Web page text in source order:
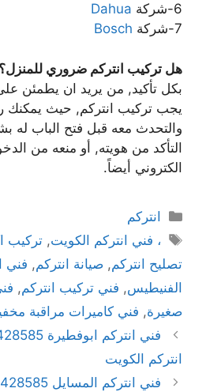
6-شركة
Dahua
7-شركة
Bosch
هل تركيب انتركم ضروري للمنزل؟
بكل تأكيد, من يريد ان يطمئن
يجب تركيب انتركم, حيث يمكنك
والتحدث معه قبل فتح الباب له
التأكد من هويته, أو منعه من
الكتروني أيضاً.
انتركم
، فني انتركم الكويت,تركيب
تصليح انتركم, صيانة انتركم, فني
الفنيطيس, فني تركيب انتركم,
صغيرة, فني كاميرات مراقبة
انتركم الكويت